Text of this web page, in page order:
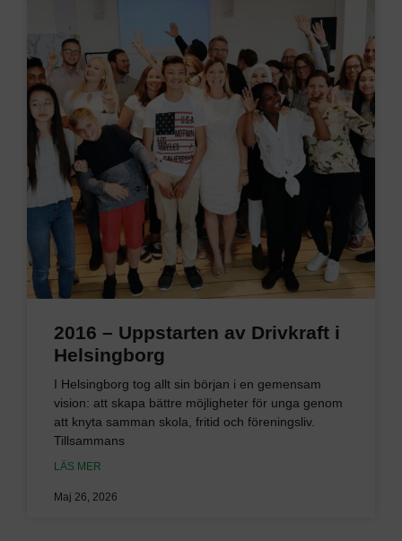
2016 – Uppstarten av Drivkraft i
Helsingborg
I Helsingborg tog allt sin början i en gemensam
vision: att skapa bättre möjligheter för unga genom
att knyta samman skola, fritid och föreningsliv.
Tillsammans
LÄS MER
Maj 26, 2026